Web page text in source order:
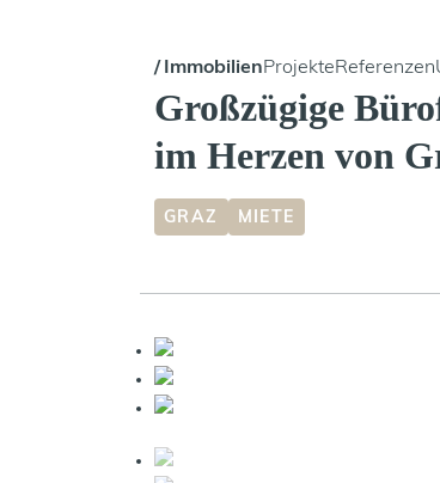
ImmobilienProjekteReferenzen
Großzügige
im Herzen von
GRAZ MIETE